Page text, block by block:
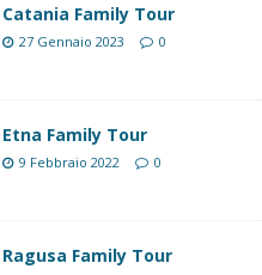
Catania Family Tour
27 Gennaio 2023 0
Etna Family Tour
9 Febbraio 2022 0
Ragusa Family Tour